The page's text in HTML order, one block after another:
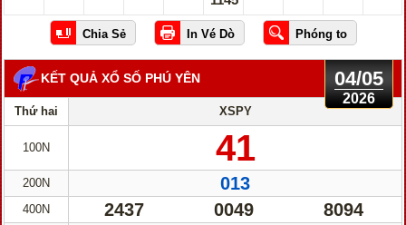
KẾT QUẢ XỔ SỐ PHÚ YÊN 04/05
2026
Thứ hai XSPY
100N 41
200N 013
400N 2437 0049 8094